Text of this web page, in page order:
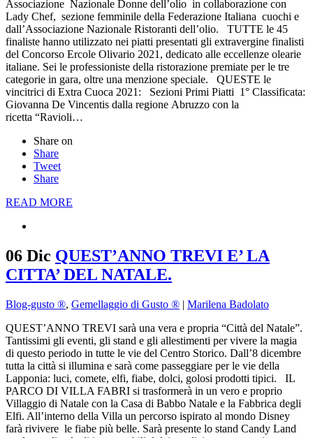
Associazione Nazionale Donne dell’olio in collaborazione con
Lady Chef, sezione femminile della Federazione Italiana cuochi e
dall’Associazione Nazionale Ristoranti dell’olio. TUTTE le 45
finaliste hanno utilizzato nei piatti presentati gli extravergine finalisti
del Concorso Ercole Olivario 2021, dedicato alle eccellenze olearie
italiane. Sei le professioniste della ristorazione premiate per le tre
categorie in gara, oltre una menzione speciale. QUESTE le
vincitrici di Extra Cuoca 2021: Sezioni Primi Piatti 1° Classificata:
Giovanna De Vincentis dalla regione Abruzzo con la
ricetta “Ravioli…
Share on
Share
Tweet
Share
READ MORE
06 Dic QUEST’ANNO TREVI E’ LA
CITTA’ DEL NATALE.
Blog-gusto ®, Gemellaggio di Gusto ® | Marilena Badolato
QUEST’ANNO TREVI sarà una vera e propria “Città del Natale”.
Tantissimi gli eventi, gli stand e gli allestimenti per vivere la magia
di questo periodo in tutte le vie del Centro Storico. Dall’8 dicembre
tutta la città si illumina e sarà come passeggiare per le vie della
Lapponia: luci, comete, elfi, fiabe, dolci, golosi prodotti tipici. IL
PARCO DI VILLA FABRI si trasformerà in un vero e proprio
Villaggio di Natale con la Casa di Babbo Natale e la Fabbrica degli
Elfi. All’interno della Villa un percorso ispirato al mondo Disney
farà rivivere le fiabe più belle. Sarà presente lo stand Candy Land